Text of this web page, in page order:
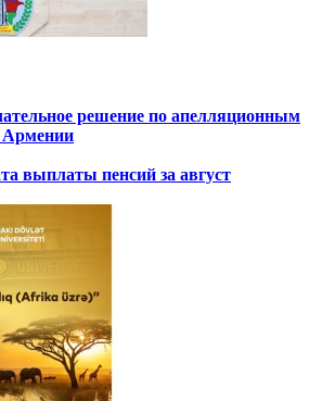
решение по апелляционным
Армении
выплаты пенсий за август